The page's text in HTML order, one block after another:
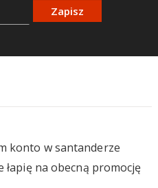
Zapisz
konto w santanderze
łapię na obecną promocję